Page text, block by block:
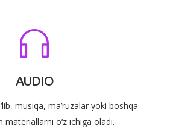
AUDIO
musiqa, ma’ruzalar yoki boshqa
materiallarni o‘z ichiga oladi.